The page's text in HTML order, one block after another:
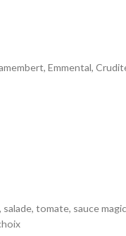
Emmental,
tomate, sauce